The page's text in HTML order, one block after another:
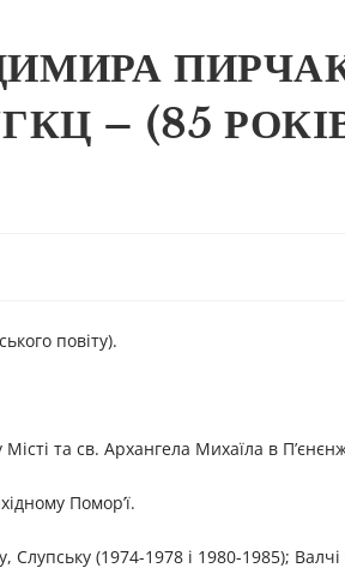
– (85
повіту).
та св. Архангела Михаїла в
Помор’ї.
(1974-1978 і 1980-1985);